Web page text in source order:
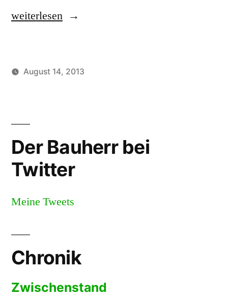
„14.08.2013
Treppeneinbau“
weiterlesen
August 14, 2013
Der Bauherr bei
Twitter
Meine Tweets
Chronik
Zwischenstand